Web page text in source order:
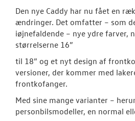
Den nye Caddy har nu fået en
ændringer. Det omfatter – som
iøjnefaldende – nye ydre farver,
størrelserne 16”
til 18” og et nyt design af
versioner, der kommer med
frontkofanger.
Med sine mange varianter –
personbilsmodeller, en normal